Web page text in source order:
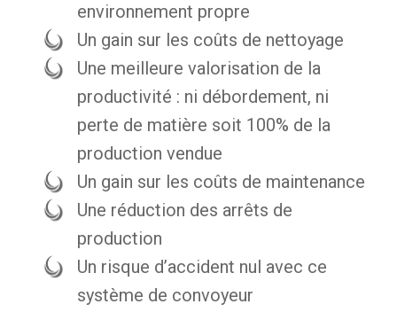
environnement propre
Un gain sur les coûts de nettoyage
Une meilleure valorisation de la
productivité : ni débordement, ni
perte de matière soit 100% de la
production vendue
Un gain sur les coûts de maintenance
Une réduction des arrêts de
production
Un risque d’accident nul avec ce
système de convoyeur